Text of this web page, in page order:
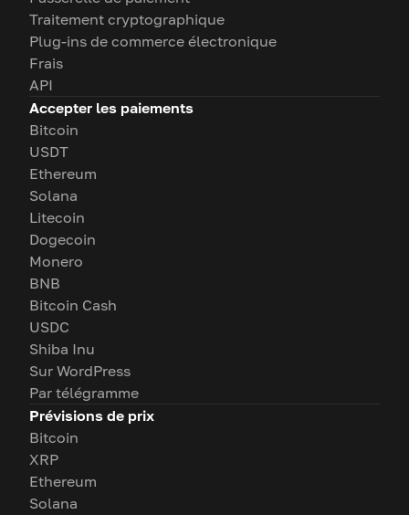
Traitement cryptographique
Plug-ins de commerce électronique
Frais
API
Accepter les paiements
Bitcoin
USDT
Ethereum
Solana
Litecoin
Dogecoin
Monero
BNB
Bitcoin Cash
USDC
Shiba Inu
Sur WordPress
Par télégramme
Prévisions de prix
Bitcoin
XRP
Ethereum
Solana